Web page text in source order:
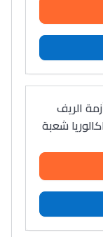
الريف
شعبة